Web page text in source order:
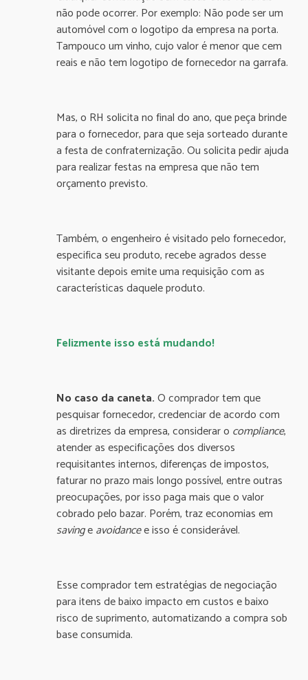
não pode ocorrer. Por exemplo: Não pode ser um
automóvel com o logotipo da empresa na porta.
Tampouco um vinho, cujo valor é menor que cem
reais e não tem logotipo de fornecedor na garrafa.
Mas, o RH solicita no final do ano, que peça brinde
para o fornecedor, para que seja sorteado durante
a festa de confraternização. Ou solicita pedir ajuda
para realizar festas na empresa que não tem
orçamento previsto.
Também, o engenheiro é visitado pelo fornecedor,
especifica seu produto, recebe agrados desse
visitante depois emite uma requisição com as
características daquele produto.
Felizmente isso está mudando!
No caso da caneta.O comprador tem que
pesquisar fornecedor, credenciar de acordo com
as diretrizes da empresa, considerar o compliance,
atender as especificações dos diversos
requisitantes internos, diferenças de impostos,
faturar no prazo mais longo possível, entre outras
preocupações, por isso paga mais que o valor
cobrado pelo bazar. Porém, traz economias em
savingeavoidancee isso é considerável.
Esse comprador tem estratégias de negociação
para itens de baixo impacto em custos e baixo
risco de suprimento, automatizando a compra sob
base consumida.